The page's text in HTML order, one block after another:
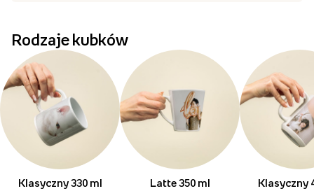
Rodzaje kubków
Klasyczny 330 ml Latte 350 ml Klasyczny